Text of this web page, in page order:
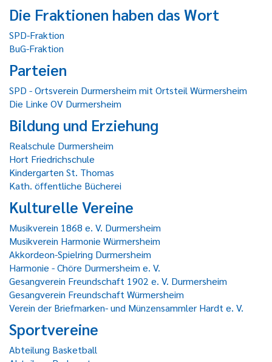
Die Fraktionen haben das Wort
SPD-Fraktion
BuG-Fraktion
Parteien
SPD - Ortsverein Durmersheim mit Ortsteil Würmersheim
Die Linke OV Durmersheim
Bildung und Erziehung
Realschule Durmersheim
Hort Friedrichschule
Kindergarten St. Thomas
Kath. öffentliche Bücherei
Kulturelle Vereine
Musikverein 1868 e. V. Durmersheim
Musikverein Harmonie Würmersheim
Akkordeon-Spielring Durmersheim
Harmonie - Chöre Durmersheim e. V.
Gesangverein Freundschaft 1902 e. V. Durmersheim
Gesangverein Freundschaft Würmersheim
Verein der Briefmarken- und Münzensammler Hardt e. V.
Sportvereine
Abteilung Basketball